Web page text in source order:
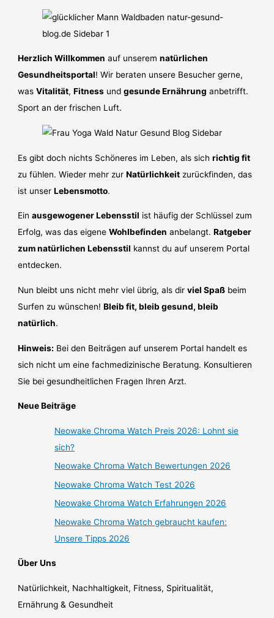
Herzlich Willkommen auf unseremnatürlichen
Gesundheitsportal! Wir beraten unsere Besucher gerne,
wasVitalität,Fitness undgesunde Ernährung anbetrifft.
Sport an der frischen Luft.
Es gibt doch nichts Schöneres im Leben, als sichrichtig fit
zu fühlen. Wieder mehr zurNatürlichkeit zurückfinden, das
ist unserLebensmotto.
Einausgewogener Lebensstil ist häufig der Schlüssel zum
Erfolg, was das eigeneWohlbefinden anbelangt.Ratgeber
zum natürlichen Lebensstil kannst du auf unserem Portal
entdecken.
Nun bleibt uns nicht mehr viel übrig, als dirviel Spaß beim
Surfen zu wünschen!Bleib fit, bleib gesund, bleib
natürlich.
Hinweis: Bei den Beiträgen auf unserem Portal handelt es
sich nicht um eine fachmedizinische Beratung. Konsultieren
Sie bei gesundheitlichen Fragen Ihren Arzt.
Neue Beiträge
Neowake Chroma Watch Preis 2026: Lohnt sie
sich?
Neowake Chroma Watch Bewertungen 2026
Neowake Chroma Watch Test 2026
Neowake Chroma Watch Erfahrungen 2026
Neowake Chroma Watch gebraucht kaufen:
Unsere Tipps 2026
Über Uns
Natürlichkeit, Nachhaltigkeit, Fitness, Spiritualität,
Ernährung & Gesundheit